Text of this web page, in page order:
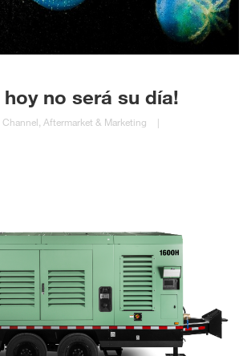
hoy no será su día!
Aftermarket & Marketing
|